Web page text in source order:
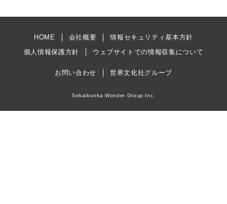
HOME 会社概要
情報セキュリティ基本方針
個人情報保護方針
ウェブサイトでの情報収集について
お問い合わせ 世界文化社グループ
Sekaibunka Wonder Group Inc.